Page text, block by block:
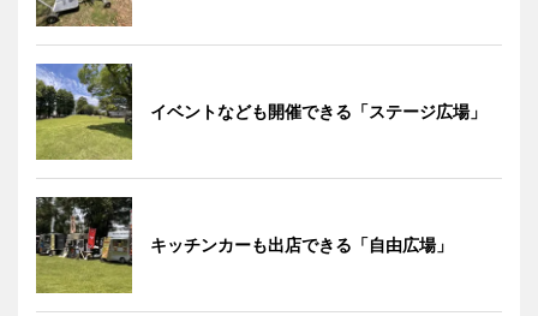
イベントなども開催できる「ステージ広場」
キッチンカーも出店できる「自由広場」